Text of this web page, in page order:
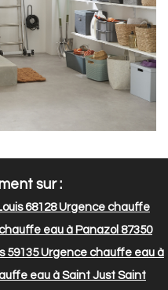
sur :
68128Urgence chauffe
eau à Panazol 87350
59135Urgence chauffe eau à
eau à Saint Just Saint